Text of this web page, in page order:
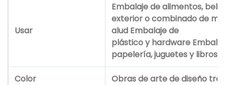
Usar
Embalaje de alimentos,
exterior o combinado de
alud Embalaje de
plástico y hardware
papelería, juguetes y libros
Color Obras de arte de diseño